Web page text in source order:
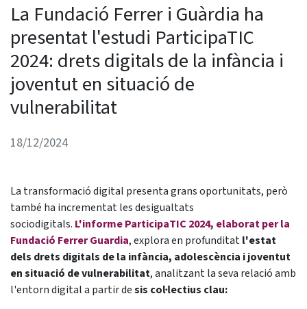
La Fundació Ferrer i Guàrdia ha
presentat l'estudi ParticipaTIC
2024: drets digitals de la infància i
joventut en situació de
vulnerabilitat
18/12/2024
La transformació digital presenta grans oportunitats, però
també ha incrementat les desigualtats
sociodigitals. L'informe ParticipaTIC 2024, elaborat per la
Fundació Ferrer Guardia, explora en profunditatl'estat
dels drets digitals de la infància, adolescència i joventut
en situació de vulnerabilitat, analitzant la seva relació amb
l'entorn digital a partir desis col·lectius clau: